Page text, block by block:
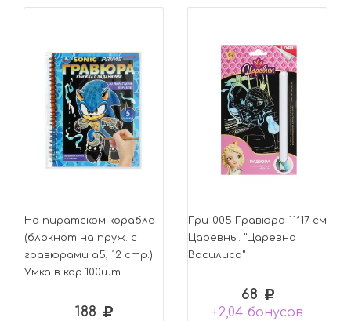
На пиратском корабле
(блокнот на пруж. с
гравюрами а5, 12 стр.)
Умка в кор.100шт
188
Грц-005 Гравюра 11*17 см
Царевны. "Царевна
Василиса"
68
+2,04 бонусов